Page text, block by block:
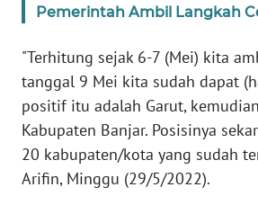
Pemerintah Ambil Langkah
"Terhitung sejak 6-7 (Mei) kita
tanggal 9 Mei kita sudah dapat
positif itu adalah Garut,
Kabupaten Banjar. Posisinya
20 kabupaten/kota yang sudah
Arifin, Minggu (29/5/2022).
IKLAN
TENTANG
KAMI
PEDOMAN
MEDIA